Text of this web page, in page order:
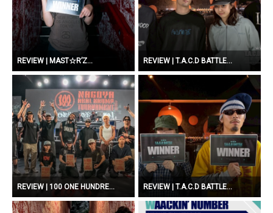
REVIEW | MAST☆R’Z... REVIEW | T.A.C.D BATTLE...
REVIEW | 100 ONE HUNDRE... REVIEW | T.A.C.D BATTLE...